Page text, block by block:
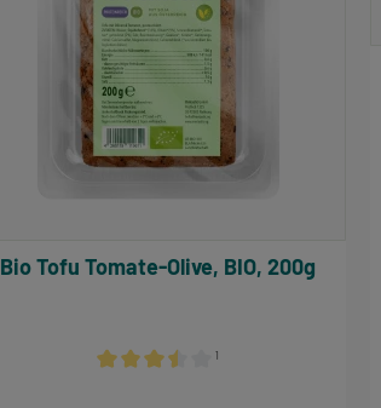
¹
Bio Tofu Tomate-Olive, BIO, 200g